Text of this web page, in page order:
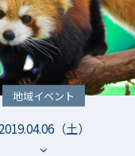
地域イベント
2019.04.06（土）